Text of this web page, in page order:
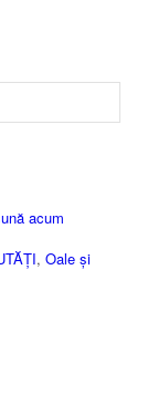
acum
, Oale și